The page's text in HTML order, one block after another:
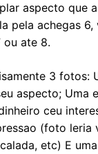
aspecto que
pela achegas
ou ate 8.
3 fotos:
aspecto; Uma
ceu
(foto leria
etc) E